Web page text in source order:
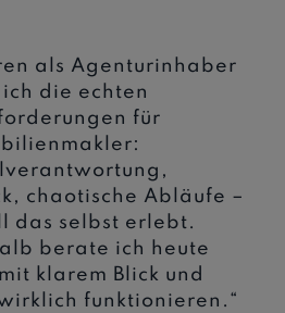
als Agenturinhaber
ich die echten
für
chaotische Abläufe –
das selbst erlebt.
berate ich heute
klarem Blick und
funktionieren.“